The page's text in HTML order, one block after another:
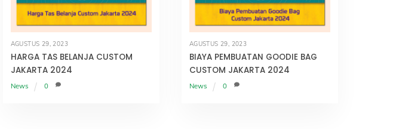
AGUSTUS 29, 2023
HARGA TAS BELANJA CUSTOM
JAKARTA 2024
News 0
AGUSTUS 29, 2023
BIAYA PEMBUATAN GOODIE BAG
CUSTOM JAKARTA 2024
News 0